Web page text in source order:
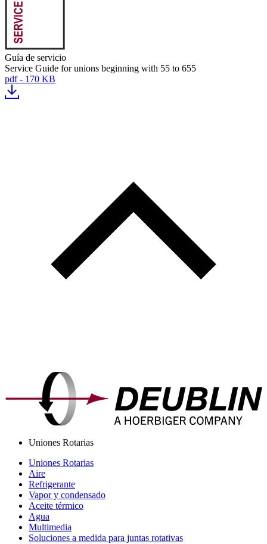
Guía de servicio
Service Guide for unions beginning with 55 to 655
pdf - 170 KB
Uniones Rotarias
Uniones Rotarias
Aire
Refrigerante
Vapor y condensado
Aceite térmico
Agua
Multimedia
Soluciones a medida para juntas rotativas